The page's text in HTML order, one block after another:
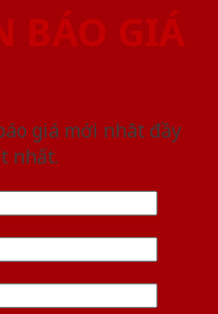
BÁO GIÁ
giá mới nhât đầy
nhất.